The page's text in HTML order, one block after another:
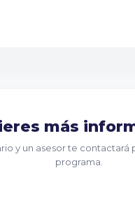
más
y un asesor te contactará
programa.